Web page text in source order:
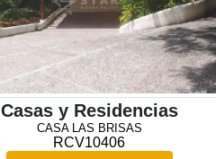
Casas y Residencias
CASA LAS BRISAS
RCV10406